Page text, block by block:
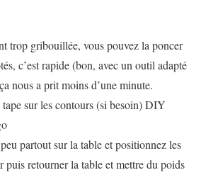
trop gribouillée, vous pouvez la poncer
c’est rapide (bon, avec un outil adapté
nous a prit moins d’une minute.
sur les contours (si besoin) DIY
partout sur la table et positionnez les
puis retourner la table et mettre du poids